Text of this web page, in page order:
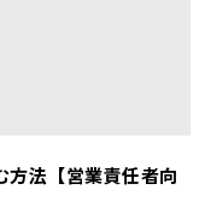
方法【営業責任者向